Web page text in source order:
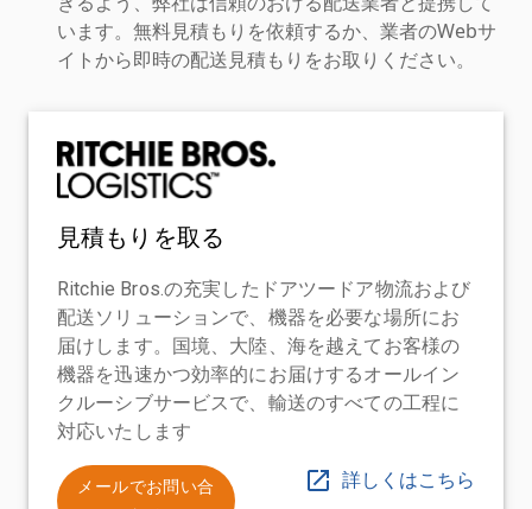
います。無料見積もりを依頼するか、業者のWebサ
イトから即時の配送見積もりをお取りください。
見積もりを取る
Ritchie Bros.の充実したドアツードア物流および
配送ソリューションで、機器を必要な場所にお
届けします。国境、大陸、海を越えてお客様の
機器を迅速かつ効率的にお届けするオールイン
クルーシブサービスで、輸送のすべての工程に
対応いたします
メールでお問い合
詳しくはこちら